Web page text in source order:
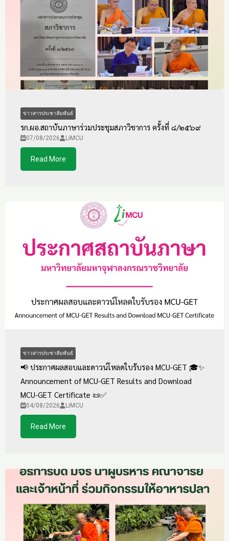
ข่าวสารประชาสัมพันธ์
รก.ผอ.สถาบันภาษาร่วมประชุมสภาวิชาการ ครั้งที่ ๘/๒๕๖๙
07/08/2026 LiMCU
Read More
ข่าวสารประชาสัมพันธ์
📢 ประกาศผลสอบและดาวน์โหลดใบรับรอง MCU-GET 🎓✨
Announcement of MCU-GET Results and Download
MCU-GET Certificate 📜✅
04/08/2026 LiMCU
Read More